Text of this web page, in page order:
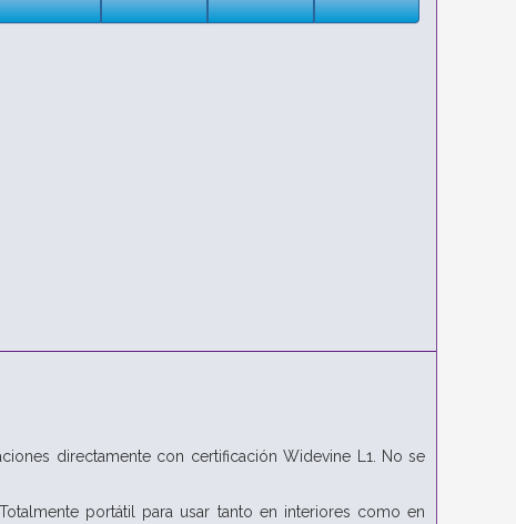
directamente con certificación Widevine L1. No se
portátil para usar tanto en interiores como en